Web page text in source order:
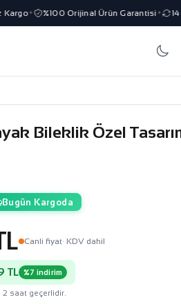
✦ %100 Orijinal Ürün Garantisi ✦ 14
Bileklik Özel
Bugün Kargoda
Canli fiyat· KDV dahil
TL %7 indirim
2 saat geçerlidir.